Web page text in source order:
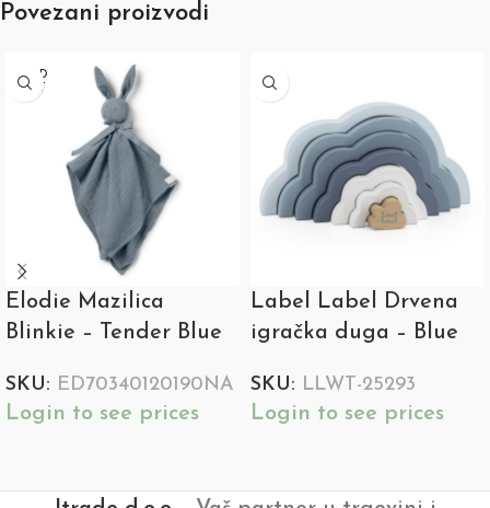
Povezani proizvodi
SOLD
OUT
Elodie Mazilica
Blinkie – Tender Blue
SKU: ED70340120190NA
Login to see prices
Label Label Drvena
igračka duga – Blue
SKU: LLWT-25293
Login to see prices